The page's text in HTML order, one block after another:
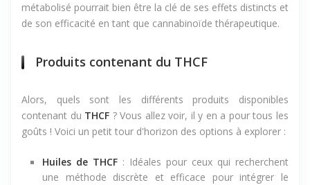
métabolisé pourrait bien être la clé de ses effets distincts et
de son efficacité en tant que cannabinoïde thérapeutique.
Produits contenant du THCF
Alors, quels sont les différents produits disponibles
contenant du THCF ? Vous allez voir, il y en a pour tous les
goûts ! Voici un petit tour d'horizon des options à explorer :
Huiles de THCF : Idéales pour ceux qui recherchent
une méthode discrète et efficace pour intégrer le